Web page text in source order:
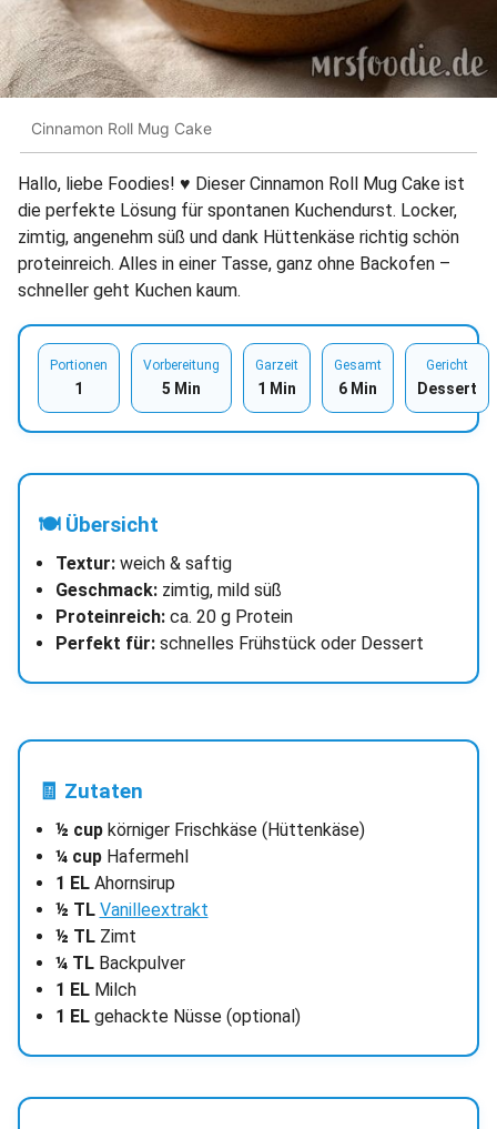
Cinnamon Roll Mug Cake
Hallo, liebe Foodies! ♥︎ Dieser Cinnamon Roll Mug Cake ist
die perfekte Lösung für spontanen Kuchendurst. Locker,
zimtig, angenehm süß und dank Hüttenkäse richtig schön
proteinreich. Alles in einer Tasse, ganz ohne Backofen –
schneller geht Kuchen kaum.
Portionen
1
Vorbereitung
5 Min
Garzeit
1 Min
Gesamt
6 Min
Gericht
Dessert
🍽 Übersicht
Textur:weich & saftig
Geschmack:zimtig, mild süß
Proteinreich:ca. 20 g Protein
Perfekt für:schnelles Frühstück oder Dessert
🧾 Zutaten
½ cupkörniger Frischkäse (Hüttenkäse)
¼ cupHafermehl
1 ELAhornsirup
½ TL Vanilleextrakt
½ TLZimt
¼ TLBackpulver
1 ELMilch
1 ELgehackte Nüsse (optional)